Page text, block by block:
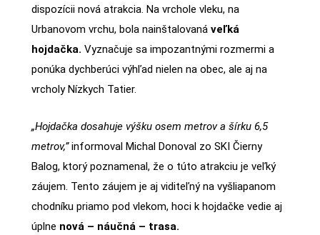
dispozícii nová atrakcia. Na vrchole vleku, na
Urbanovom vrchu, bola nainštalovanáveľká
hojdačka. Vyznačuje sa impozantnými rozmermi a
ponúka dychberúci výhľad nielen na obec, ale aj na
vrcholy Nízkych Tatier.
„Hojdačka dosahuje výšku osem metrov a šírku 6,5
metrov,”informoval Michal Donoval zo SKI Čierny
Balog, ktorý poznamenal, že o túto atrakciu je veľký
záujem. Tento záujem je aj viditeľný na vyšliapanom
chodníku priamo pod vlekom, hoci k hojdačke vedie aj
úplne nová – náučná – trasa.